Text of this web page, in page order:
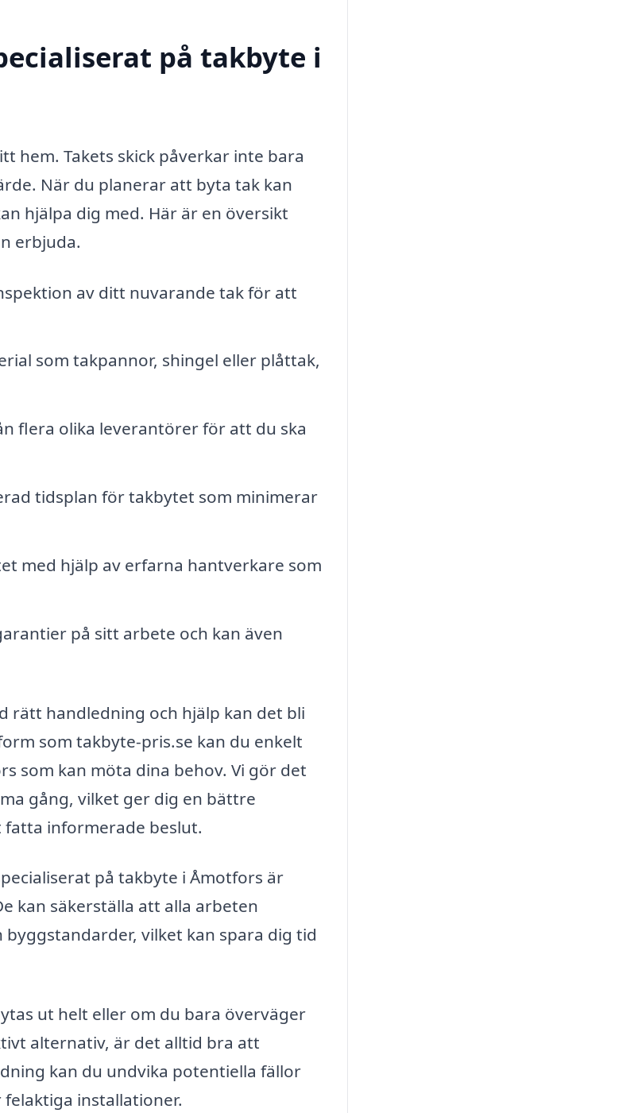
på takbyte i
hem. Takets skick påverkar inte bara
När du planerar att byta tak kan
hjälpa dig med. Här är en översikt
erbjuda.
av ditt nuvarande tak för att
som takpannor, shingel eller plåttak,
flera olika leverantörer för att du ska
tidsplan för takbytet som minimerar
med hjälp av erfarna hantverkare som
på sitt arbete och kan även
rätt handledning och hjälp kan det bli
som takbyte-pris.se kan du enkelt
som kan möta dina behov. Vi gör det
gång, vilket ger dig en bättre
informerade beslut.
på takbyte i Åmotfors är
kan säkerställa att alla arbeten
vilket kan spara dig tid
ut helt eller om du bara överväger
alternativ, är det alltid bra att
kan du undvika potentiella fällor
installationer.